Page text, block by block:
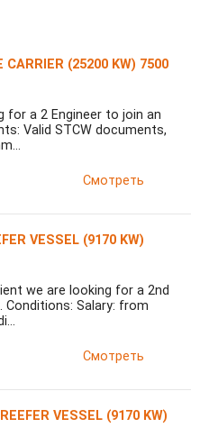
CARRIER (25200 KW) 7500
for a 2 Engineer to join an
Valid STCW documents,
Смотреть
VESSEL (9170 KW)
we are looking for a 2nd
Conditions: Salary: from
Смотреть
VESSEL (9170 KW)